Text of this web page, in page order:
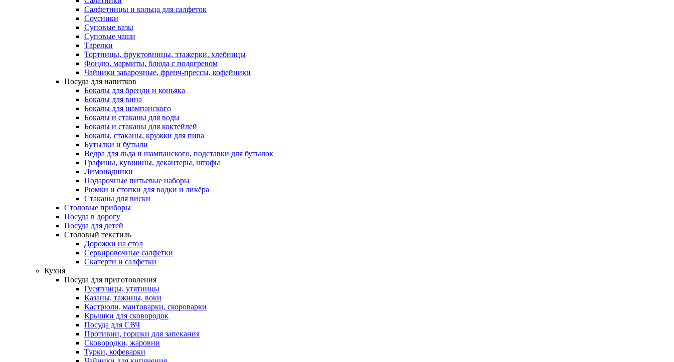
Салфетницы и кольца для салфеток
Соусники
Суповые вазы
Суповые чаши
Тарелки
Тортницы, фруктовницы, этажерки, хлебницы
Фондю, мармиты, блюда с подогревом
Чайники заварочные, френч-прессы, кофейники
Посуда для напитков
Бокалы для бренди и коньяка
Бокалы для вина
Бокалы для шампанского
Бокалы и стаканы для воды
Бокалы и стаканы для коктейлей
Бокалы, стаканы, кружки для пива
Бутылки и бутыли
Ведра для льда и шампанского, подставки для бутылок
Графины, кувшины, декантеры, штофы
Лимонадники
Подарочные питьевые наборы
Рюмки и стопки для водки и ликёра
Стаканы для виски
Столовые приборы
Посуда в дорогу
Посуда для детей
Столовый текстиль
Дорожки на стол
Сервировочные салфетки
Скатерти и салфетки
Кухня
Посуда для приготовления
Гусятницы, утятницы
Казаны, тажины, воки
Кастрюли, мантоварки, скороварки
Крышки для сковородок
Посуда для СВЧ
Противни, горшки для запекания
Сковородки, жаровни
Турки, кофеварки